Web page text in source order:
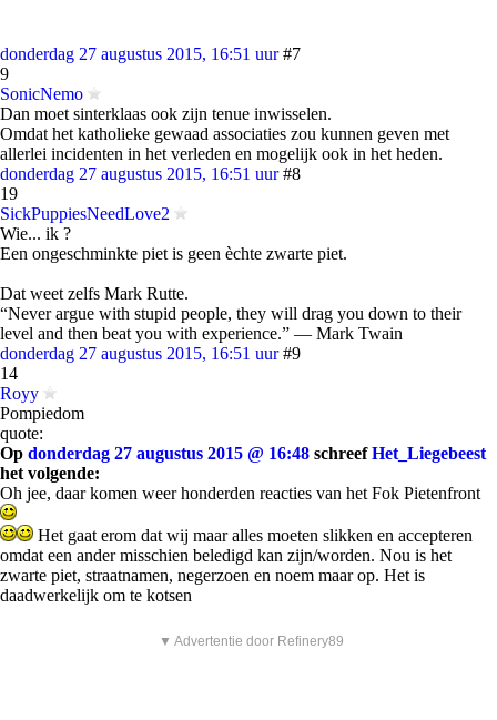
donderdag 27 augustus 2015, 16:51 uur #7
9
SonicNemo
Dan moet sinterklaas ook zijn tenue inwisselen.
Omdat het katholieke gewaad associaties zou kunnen geven met
allerlei incidenten in het verleden en mogelijk ook in het heden.
donderdag 27 augustus 2015, 16:51 uur #8
19
SickPuppiesNeedLove2
Wie... ik ?
Een ongeschminkte piet is geen èchte zwarte piet.
Dat weet zelfs Mark Rutte.
“Never argue with stupid people, they will drag you down to their
level and then beat you with experience.” ― Mark Twain
donderdag 27 augustus 2015, 16:51 uur #9
14
Royy
Pompiedom
quote:
Op donderdag 27 augustus 2015 @ 16:48 schreefHet_Liegebeest
het volgende:
Oh jee, daar komen weer honderden reacties van het Fok Pietenfront
Het gaat erom dat wij maar alles moeten slikken en accepteren
omdat een ander misschien beledigd kan zijn/worden. Nou is het
zwarte piet, straatnamen, negerzoen en noem maar op. Het is
daadwerkelijk om te kotsen
▼ Advertentie door Refinery89